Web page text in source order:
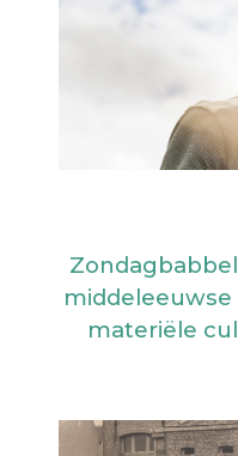
middeleeuwse
materiële